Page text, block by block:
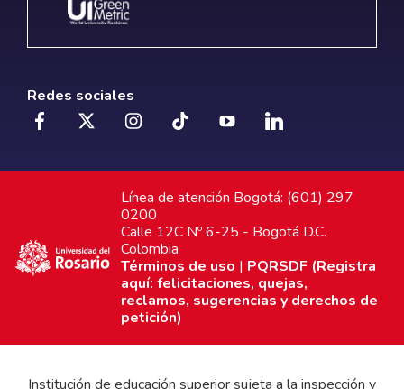
Redes sociales
Línea de atención Bogotá: (601) 297
0200
Calle 12C Nº 6-25 - Bogotá D.C.
Colombia
Términos de uso | PQRSDF (Registra
aquí: felicitaciones, quejas,
reclamos, sugerencias y derechos de
petición)
Institución de educación superior sujeta a la inspección y